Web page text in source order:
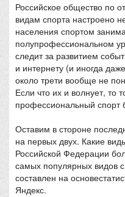
Российское общество по
видам спорта настроено
населения спортом
полупрофессиональном
следит за развитием
и интернету (и иногда
около трети вообще не
Если что их и волнует, то
профессиональный спорт
Оставим в стороне
на первых двух. Какие
Российской Федерации
самых популярных видов
составлен на
Яндекс.